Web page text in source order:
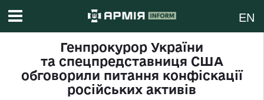
EN
Генпрокурор України
та спецпредставниця США
обговорили питання конфіскації
російських активів